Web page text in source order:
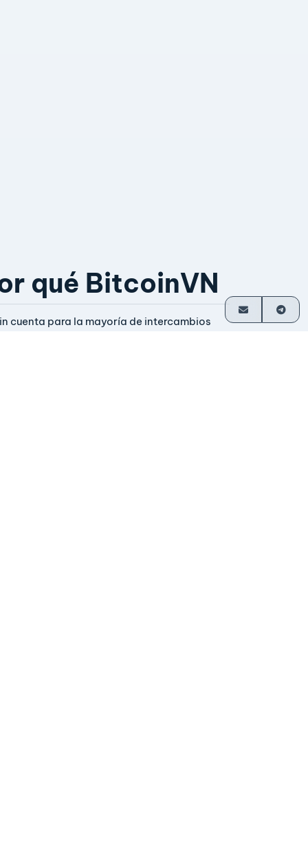
qué BitcoinVN
cuenta para la mayoría de intercambios